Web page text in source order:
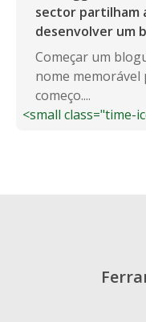
sector partilham
desenvolver um
Começar um
nome memorável
começo....
<small class="time-